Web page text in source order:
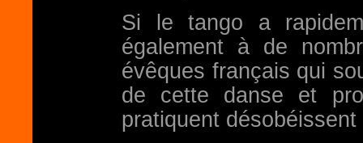
Si le tango a
également à de
évêques français qui
de cette danse et
pratiquent